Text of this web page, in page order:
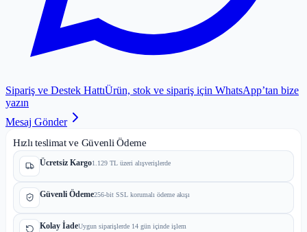
Sipariş ve Destek HattıÜrün, stok ve sipariş için WhatsApp’tan bize
yazın
Mesaj Gönder
Hızlı teslimat ve Güvenli Ödeme
Ücretsiz Kargo1.129 TL üzeri alışverişlerde
Güvenli Ödeme256-bit SSL korumalı ödeme akışı
Kolay İadeUygun siparişlerde 14 gün içinde işlem